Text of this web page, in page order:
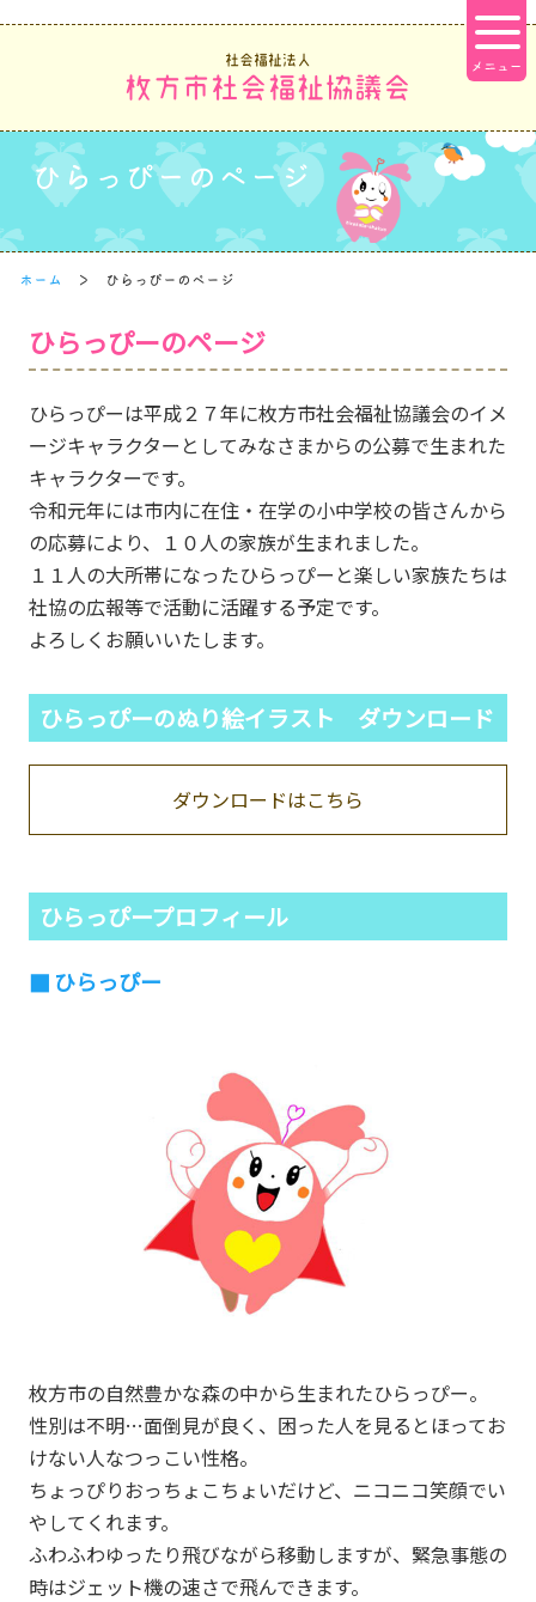
社会福祉法人
枚方市社会福祉協議会
ひらっぴーのページ
ホーム ひらっぴーのページ
ひらっぴーのページ
ひらっぴーは平成２７年に枚方市社会福祉協議会のイメ
ージキャラクターとしてみなさまからの公募で生まれた
キャラクターです。
令和元年には市内に在住・在学の小中学校の皆さんから
の応募により、１０人の家族が生まれました。
１１人の大所帯になったひらっぴーと楽しい家族たちは
社協の広報等で活動に活躍する予定です。
よろしくお願いいたします。
ひらっぴーのぬり絵イラスト ダウンロード
ダウンロードはこちら
ひらっぴープロフィール
ひらっぴー
枚方市の自然豊かな森の中から生まれたひらっぴー。
性別は不明…面倒見が良く、困った人を見るとほってお
けない人なつっこい性格。
ちょっぴりおっちょこちょいだけど、ニコニコ笑顔でい
やしてくれます。
ふわふわゆったり飛びながら移動しますが、緊急事態の
時はジェット機の速さで飛んできます。